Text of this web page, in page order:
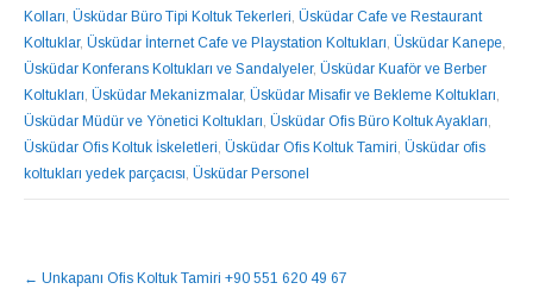
Kolları, Üsküdar Büro Tipi Koltuk Tekerleri, Üsküdar Cafe ve Restaurant
Koltuklar, Üsküdar İnternet Cafe ve Playstation Koltukları, Üsküdar Kanepe,
Üsküdar Konferans Koltukları ve Sandalyeler, Üsküdar Kuaför ve Berber
Koltukları, Üsküdar Mekanizmalar, Üsküdar Misafir ve Bekleme Koltukları,
Üsküdar Müdür ve Yönetici Koltukları, Üsküdar Ofis Büro Koltuk Ayakları,
Üsküdar Ofis Koltuk İskeletleri, Üsküdar Ofis Koltuk Tamiri, Üsküdar ofis
koltukları yedek parçacısı, Üsküdar Personel
NAVIGASYON
← Unkapanı Ofis Koltuk Tamiri +90 551 620 49 67